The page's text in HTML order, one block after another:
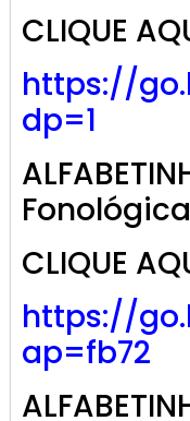
CLIQUE
https://
dp=1
CLIQUE
https://
ap=fb72